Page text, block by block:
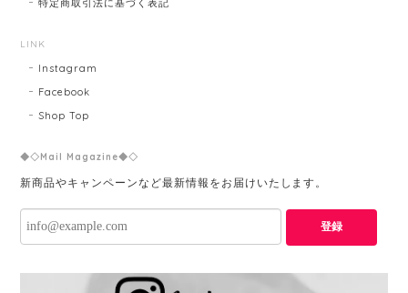
特定商取引法に基づく表記
LINK
Instagram
Facebook
Shop Top
◆◇Mail Magazine◆◇
新商品やキャンペーンなど最新情報をお届けいたします。
登録